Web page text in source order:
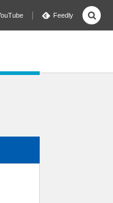
Feedly